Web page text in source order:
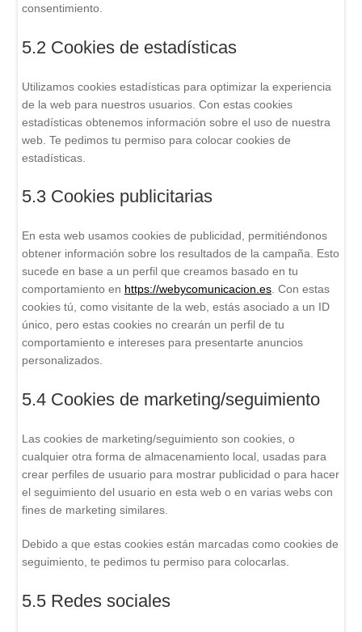
consentimiento.
5.2 Cookies de estadísticas
Utilizamos cookies estadísticas para optimizar la experiencia
de la web para nuestros usuarios. Con estas cookies
estadísticas obtenemos información sobre el uso de nuestra
web. Te pedimos tu permiso para colocar cookies de
estadísticas.
5.3 Cookies publicitarias
En esta web usamos cookies de publicidad, permitiéndonos
obtener información sobre los resultados de la campaña. Esto
sucede en base a un perfil que creamos basado en tu
comportamiento en https://webycomunicacion.es. Con estas
cookies tú, como visitante de la web, estás asociado a un ID
único, pero estas cookies no crearán un perfil de tu
comportamiento e intereses para presentarte anuncios
personalizados.
5.4 Cookies de marketing/seguimiento
Las cookies de marketing/seguimiento son cookies, o
cualquier otra forma de almacenamiento local, usadas para
crear perfiles de usuario para mostrar publicidad o para hacer
el seguimiento del usuario en esta web o en varias webs con
fines de marketing similares.
Debido a que estas cookies están marcadas como cookies de
seguimiento, te pedimos tu permiso para colocarlas.
5.5 Redes sociales